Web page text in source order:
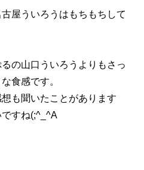
屋ういろうはもちもちして
の山口ういろうよりもさっ
食感です。
も聞いたことがあります
すね(;^_^A